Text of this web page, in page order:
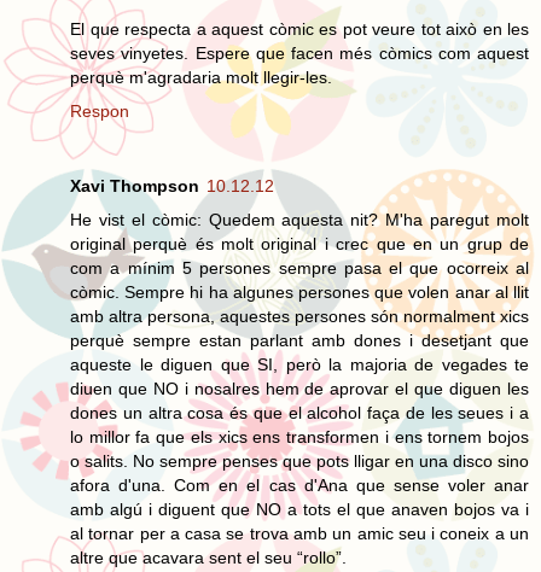
El que respecta a aquest còmic es pot veure tot això en les
seves vinyetes. Espere que facen més còmics com aquest
perquè m'agradaria molt llegir-les.
Respon
Xavi Thompson 10.12.12
He vist el còmic: Quedem aquesta nit? M'ha paregut molt
original perquè és molt original i crec que en un grup de
com a mínim 5 persones sempre pasa el que ocorreix al
còmic. Sempre hi ha algunes persones que volen anar al llit
amb altra persona, aquestes persones són normalment xics
perquè sempre estan parlant amb dones i desetjant que
aqueste le diguen que SI, però la majoria de vegades te
diuen que NO i nosalres hem de aprovar el que diguen les
dones un altra cosa és que el alcohol faça de les seues i a
lo millor fa que els xics ens transformen i ens tornem bojos
o salits. No sempre penses que pots lligar en una disco sino
afora d'una. Com en el cas d'Ana que sense voler anar
amb algú i diguent que NO a tots el que anaven bojos va i
al tornar per a casa se trova amb un amic seu i coneix a un
altre que acavara sent el seu “rollo”.